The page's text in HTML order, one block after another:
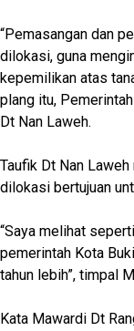
“Pemasangan dan
dilokasi, guna
kepemilikan atas
plang itu,
Dt Nan Laweh.
Taufik Dt Nan
dilokasi bertujuan
“Saya melihat
pemerintah Kota
tahun lebih”, timpal
Kata Mawardi Dt